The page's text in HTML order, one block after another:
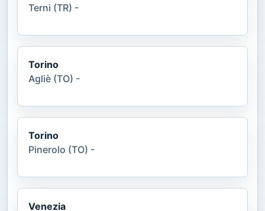
Terni (TR) -
Torino
Agliè (TO) -
Torino
Pinerolo (TO) -
Venezia